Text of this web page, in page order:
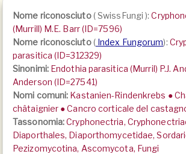
Nome riconosciuto(SwissFungi):
(Murrill) M.E. Barr (ID=7596)
Nome riconosciuto(Index Fungorum):
parasitica (ID=312329)
Sinonimi: Endothia parasitica (Murril) P.J.
Anderson (ID=27541)
Nomi comuni: Kastanien-Rindenkrebs ●
châtaignier ● Cancro corticale del
Tassonomia:Cryphonectria,
Diaporthales, Diaporthomycetidae,
Pezizomycotina, Ascomycota, Fungi